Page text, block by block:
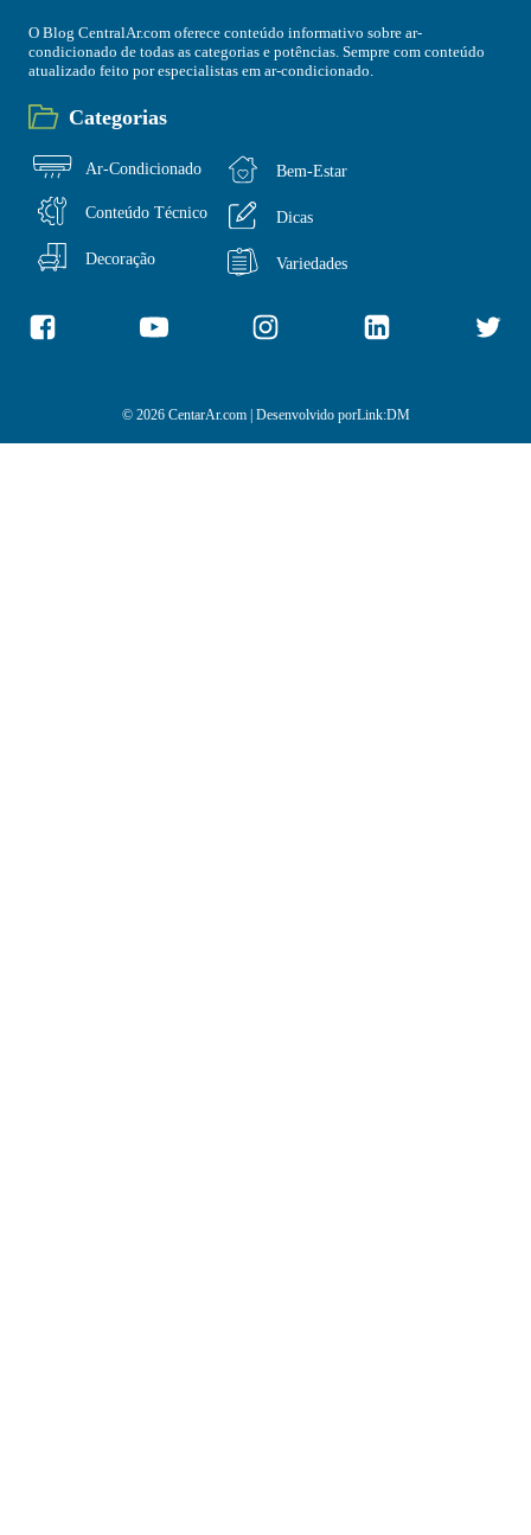
O Blog CentralAr.com oferece conteúdo informativo sobre ar-
condicionado de todas as categorias e potências. Sempre com conteúdo
atualizado feito por especialistas em ar-condicionado.
Categorias
Ar-Condicionado
Conteúdo Técnico
Decoração
Bem-Estar
Dicas
Variedades
© 2026 CentarAr.com | Desenvolvido porLink:DM